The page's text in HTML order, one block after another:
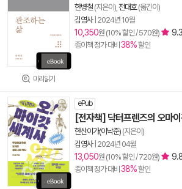
미리읽기
한병철 (지은이), 전대호(옮긴이)
김영사| 2024년 10월
10,350원 (10% 할인 / 570원) 9.3
종이책 정가 대비 38%할인
ePub
[전자책] 닥터프렌즈의 오마
한산이가(이낙준) (지은이)
김영사| 2024년 04월
13,050원 (10% 할인 / 720원)
종이책 정가 대비 38%할인